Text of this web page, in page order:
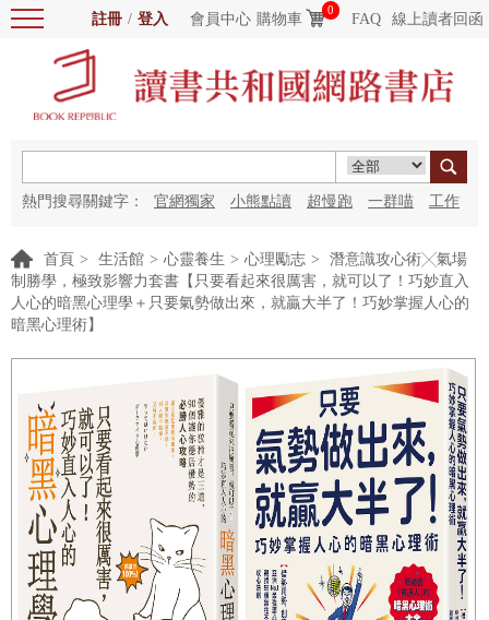
註冊 / 登入 會員中心 購物車
0
FAQ 線上讀者回函
熱門搜尋關鍵字： 官網獨家 小熊點讀 超慢跑 一群喵 工作
首頁 > 生活館 > 心靈養生 > 心理勵志 >
潛意識攻心術╳氣場
制勝學，極致影響力套書【只要看起來很厲害，就可以了！巧妙直入
人心的暗黑心理學＋只要氣勢做出來，就贏大半了！巧妙掌握人心的
暗黑心理術】